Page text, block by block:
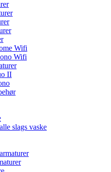
Wifi
Wifi
II
slags vaske